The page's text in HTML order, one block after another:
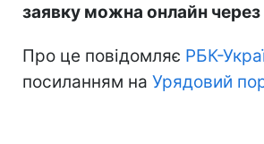
заявку можна онлайн через
Про це повідомляє РБК-
посиланням на Урядовий